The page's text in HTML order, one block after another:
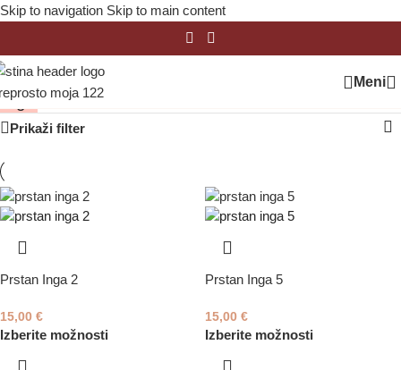
Skip to navigation Skip to main content
Meni
IngaDomov /Prstani
Prikaži filter
Prstan Inga 2
15,00 €
Izberite možnosti
Prstan Inga 5
15,00 €
Izberite možnosti